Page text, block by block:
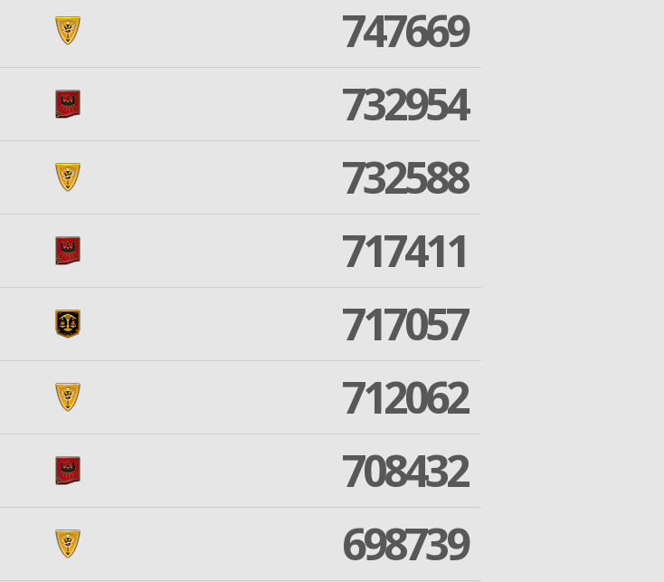
747669
732954
732588
717411
717057
712062
708432
698739